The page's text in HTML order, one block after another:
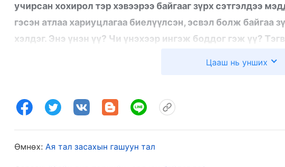
учирсан хохирол тэр хэвээрээ байгааг зүрх сэтгэлдээ
гэсэн атлаа хариуцлагаа биелүүлсэн, эсвэл болж байгаа
хэлдэг. Энэ үнэн үү? Чи үнэхээр ингэж боддог гэж үү?
өөрчлөгдөхгүй байгаа гэдгийг ухаарлаа. Гэтэл би, эгч
саатуулсан юм. Эгчийг үүргээс нь халахыг зарчим
Цааш нь унших
Өмнөх: Ая тал засахын гашуун тал